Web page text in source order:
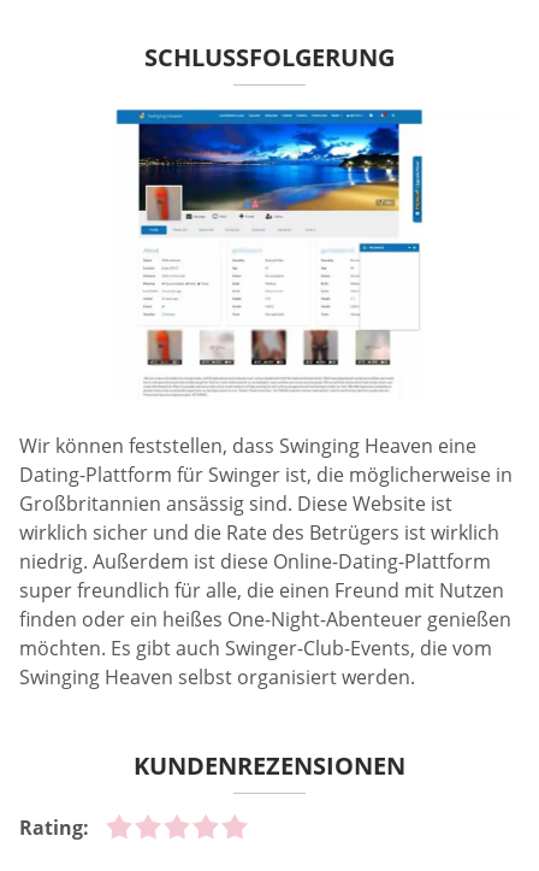
SCHLUSSFOLGERUNG
Wir können feststellen, dass Swinging Heaven eine
Dating-Plattform für Swinger ist, die möglicherweise in
Großbritannien ansässig sind. Diese Website ist
wirklich sicher und die Rate des Betrügers ist wirklich
niedrig. Außerdem ist diese Online-Dating-Plattform
super freundlich für alle, die einen Freund mit Nutzen
finden oder ein heißes One-Night-Abenteuer genießen
möchten. Es gibt auch Swinger-Club-Events, die vom
Swinging Heaven selbst organisiert werden.
KUNDENREZENSIONEN
Rating: